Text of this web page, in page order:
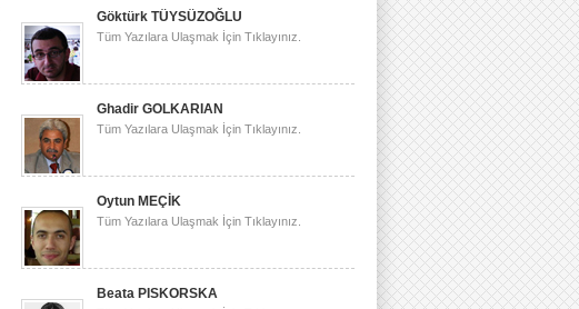
Göktürk TÜYSÜZOĞLU
Tüm Yazılara Ulaşmak İçin Tıklayınız.
Ghadir GOLKARIAN
Tüm Yazılara Ulaşmak İçin Tıklayınız.
Oytun MEÇİK
Tüm Yazılara Ulaşmak İçin Tıklayınız.
Beata PISKORSKA